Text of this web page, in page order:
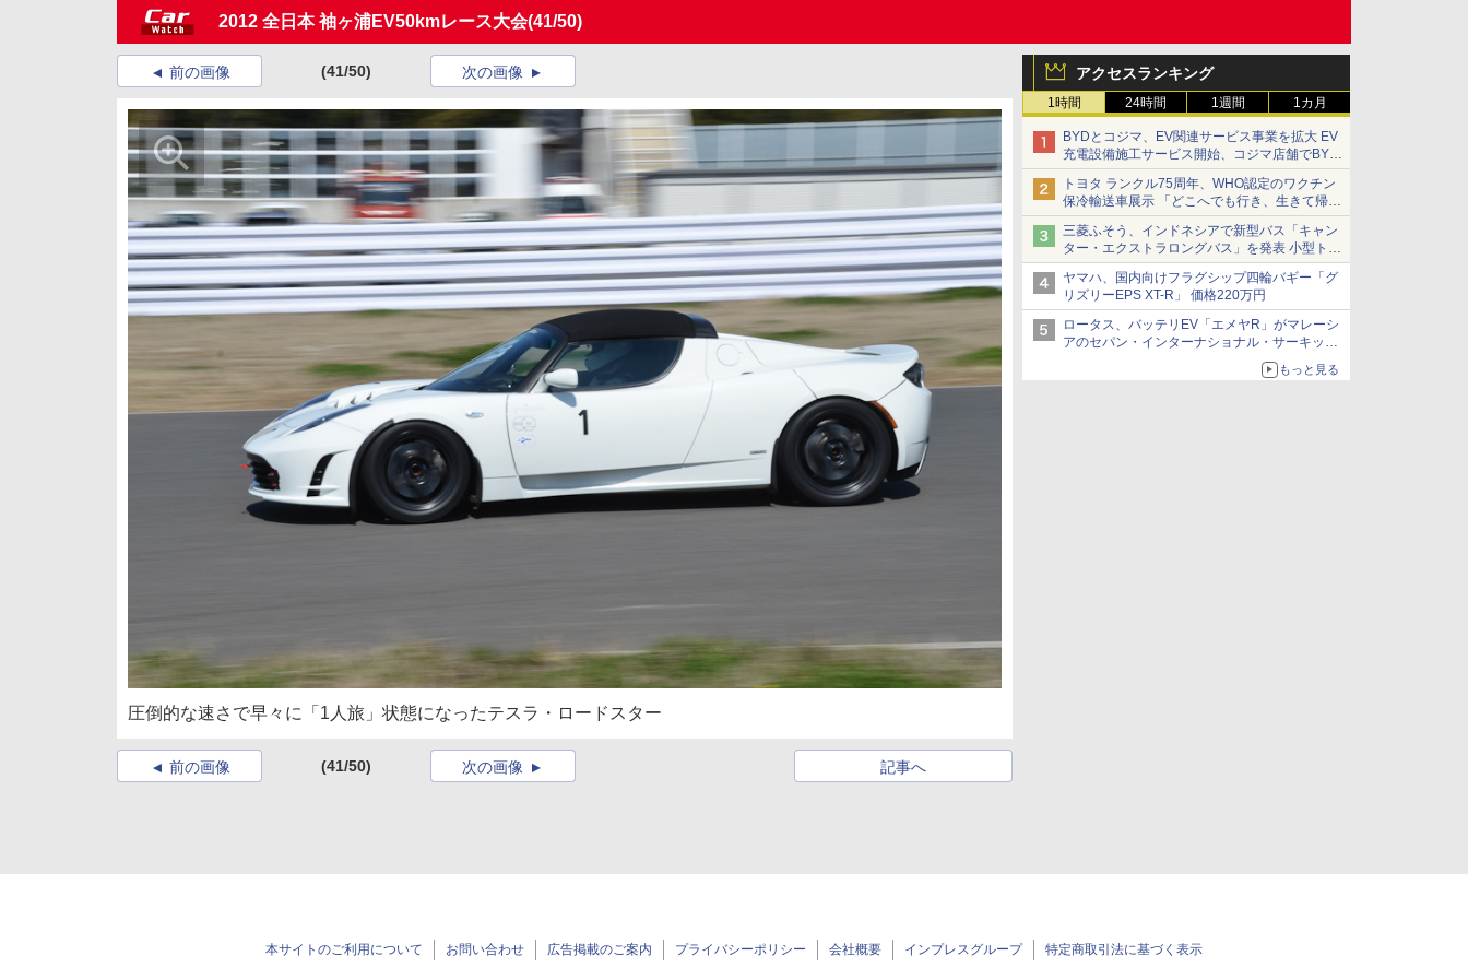
2012 全日本 袖ヶ浦EV50kmレース大会(41/50)
アクセスランキング
1時間 24時間 1週間 1カ月
BYDとコジマ、EV関連サービス事業を拡大 EV
充電設備施工サービス開始、コジマ店舗でBYD
車の展示・試乗イベントを強化
トヨタ ランクル75周年、WHO認定のワクチン
保冷輸送車展示 「どこへでも行き、生きて帰っ
てこられる」ランドクルーザーで命をつなぐ
三菱ふそう、インドネシアで新型バス「キャン
ター・エクストラロングバス」を発表 小型トラ
ックベースの観光・旅客輸送向けバス
ヤマハ、国内向けフラグシップ四輪バギー「グ
リズリーEPS XT-R」 価格220万円
ロータス、バッテリEV「エメヤR」がマレーシ
アのセパン・インターナショナル・サーキット
もっと見る
前の画像 (41/50) 次の画像
圧倒的な速さで早々に「1人旅」状態になったテスラ・ロードスター
前の画像 (41/50) 記事へ
次の画像
本サイトのご利用について お問い合わせ 広告掲載のご案内 プライバシーポリシー 会社概要 インプレスグループ 特定商取引法に基づく表示